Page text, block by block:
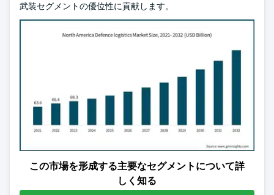
武装セグメントの優位性に貢献します。
この市場を形成する主要なセグメントについて詳
しく知る